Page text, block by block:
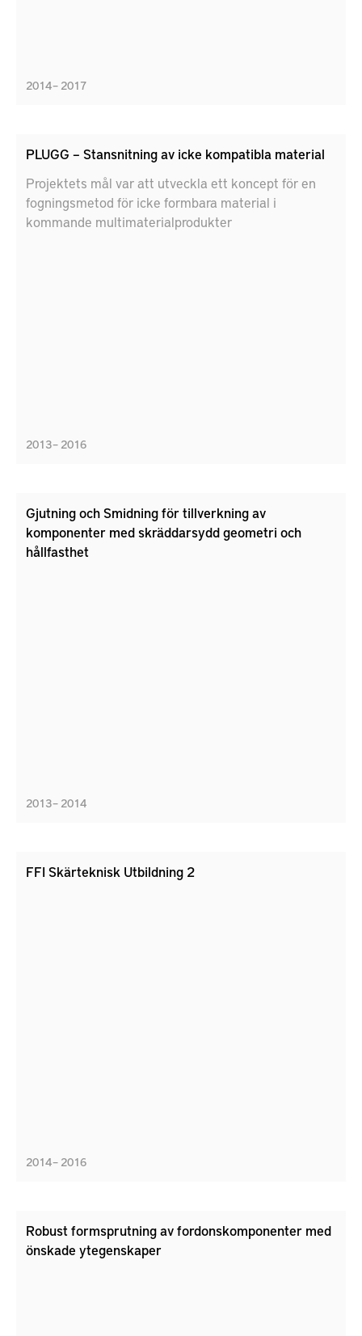
2014 – 2017
PLUGG – Stansnitning av icke kompatibla material
Projektets mål var att utveckla ett koncept för en
fogningsmetod för icke formbara material i
kommande multimaterialprodukter
2013 – 2016
Gjutning och Smidning för tillverkning av
komponenter med skräddarsydd geometri och
hållfasthet
2013 – 2014
FFI Skärteknisk Utbildning 2
2014 – 2016
Robust formsprutning av fordonskomponenter med
önskade ytegenskaper